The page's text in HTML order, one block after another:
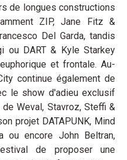
de longues constructions
ZIP, Jane Fitz &
Del Garda, tandis
ou DART & Kyle Starkey
et frontale. Au-
continue également de
le show d'adieu exclusif
Weval, Stavroz, Steffi &
projet DATAPUNK, Mind
ou encore John Beltran,
de proposer une